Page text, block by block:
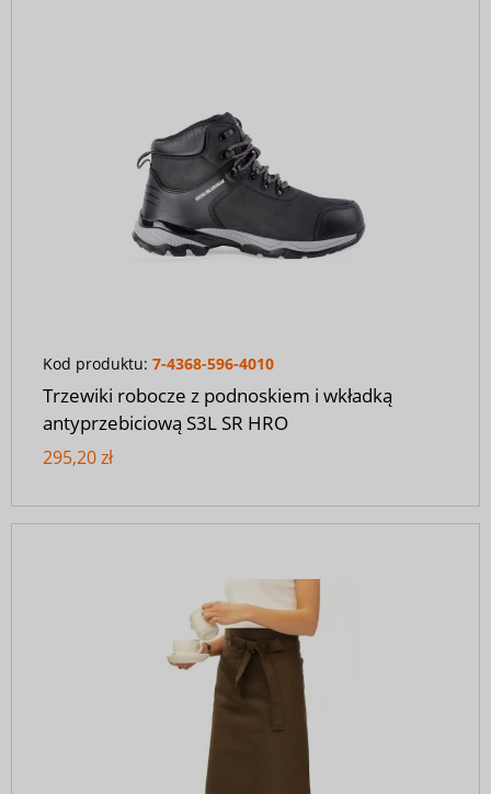
Kod produktu: 7-4368-596-4010
Trzewiki robocze z podnoskiem i wkładką
antyprzebiciową S3L SR HRO
295,20 zł